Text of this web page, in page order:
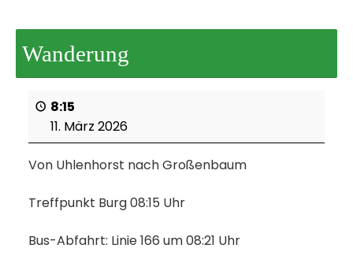
Wanderung
8:15
11. März 2026
Von Uhlenhorst nach Großenbaum
Treffpunkt Burg 08:15 Uhr
Bus-Abfahrt: Linie 166 um 08:21 Uhr